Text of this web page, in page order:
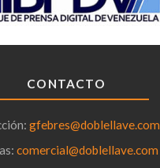
CONTACTO
gfebres@doblellave.com
comercial@doblellave.com